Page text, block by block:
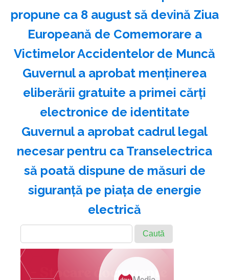
propune ca 8 august să devină Ziua
Europeană de Comemorare a
Victimelor Accidentelor de Muncă
Guvernul a aprobat menţinerea
eliberării gratuite a primei cărţi
electronice de identitate
Guvernul a aprobat cadrul legal
necesar pentru ca Transelectrica
să poată dispune de măsuri de
siguranţă pe piaţa de energie
electrică